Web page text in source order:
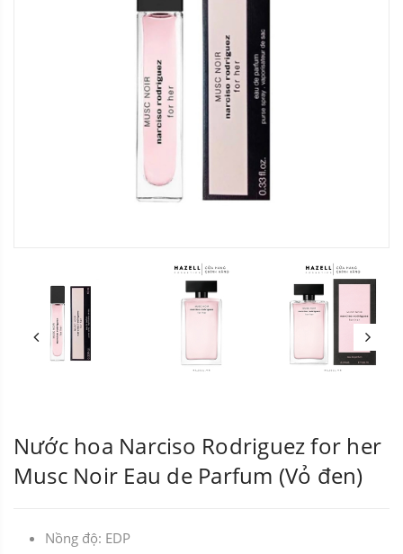
Nước hoa Narciso Rodriguez for her
Musc Noir Eau de Parfum (Vỏ đen)
Nồng độ: EDP